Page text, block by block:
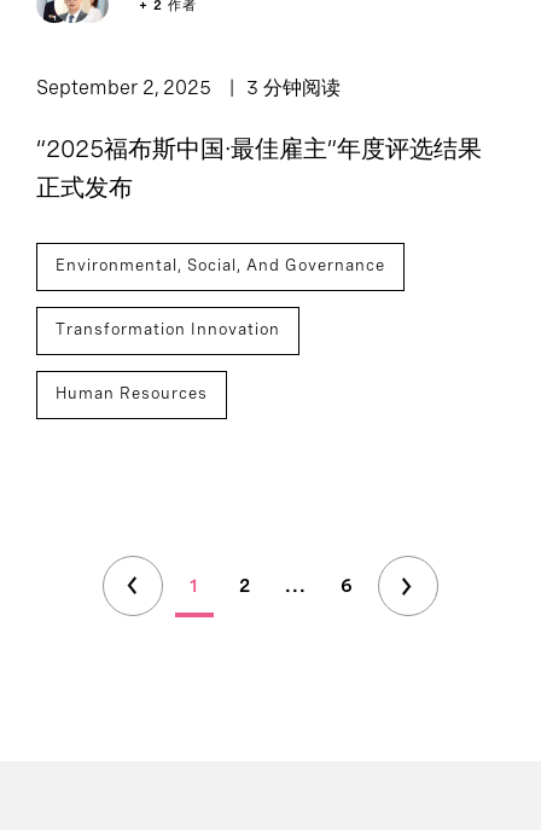
+ 2 作者
September 2, 2025 3 分钟阅读
“2025福布斯中国·最佳雇主”年度评选结果
正式发布
Environmental, Social, And Governance
Transformation Innovation
Human Resources
1 2 ... 6